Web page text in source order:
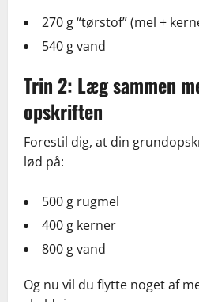
270 g “tørstof” (mel +
540 g vand
Trin 2: Læg sammen
opskriften
Forestil dig, at din
lød på:
500 g rugmel
400 g kerner
800 g vand
Og nu vil du flytte noget af